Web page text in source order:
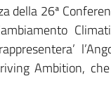
della 26ª
Ambition,